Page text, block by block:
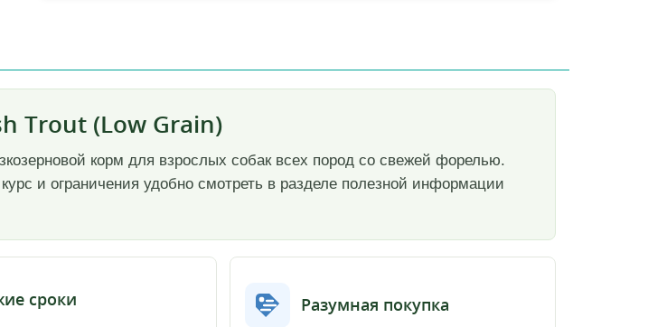
Trout (Low Grain)
корм для взрослых собак всех пород со свежей форелью.
и ограничения удобно смотреть в разделе полезной информации
сроки Разумная покупка